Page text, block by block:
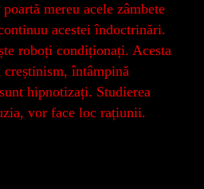
mereu acele zâmbete
acestei îndoctrinări.
roboți condiționați. Acesta
creștinism, întâmpină
hipnotizați. Studierea
vor face loc rațiunii.